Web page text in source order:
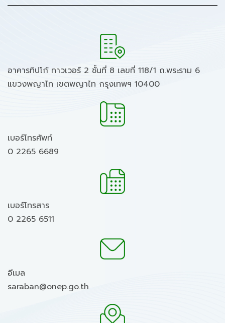
อาคารทิปโก้ ทาวเวอร์ 2 ชั้นที่ 8 เลขที่ 118/1 ถ.พระราม 6
แขวงพญาไท เขตพญาไท กรุงเทพฯ 10400
เบอร์โทรศัพท์
0 2265 6689
เบอร์โทรสาร
0 2265 6511
อีเมล
saraban@onep.go.th